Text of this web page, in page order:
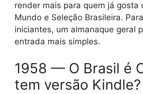
render mais para quem já gosta
Mundo e Seleção Brasileira.
iniciantes, um almanaque geral
entrada mais simples.
1958 — O Brasil é
tem versão Kindle?